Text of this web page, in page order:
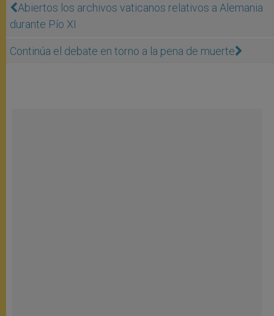
Abiertos los archivos vaticanos relativos a Alemania
durante Pío XI
Continúa el debate en torno a la pena de muerte